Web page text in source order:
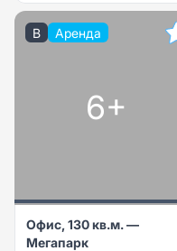
B Аренда
6+
Офис, 130 кв.м. —
Мегапарк